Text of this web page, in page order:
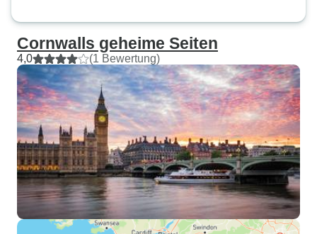
Cornwalls geheime Seiten
4,0 (1 Bewertung)